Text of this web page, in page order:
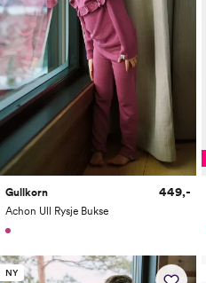
Gullkorn
Achon Ull Rysje Bukse
449,-
NY